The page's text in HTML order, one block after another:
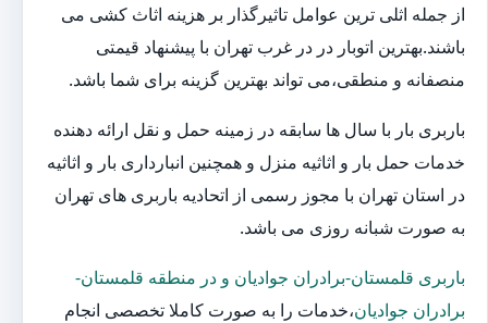
از جمله اثلی ترین عوامل تاثیرگذار بر هزینه اثاث کشی می
باشند.بهترین اتوبار در در غرب تهران با پیشنهاد قیمتی
منصفانه و منطقی،می تواند بهترین گزینه برای شما باشد.
باربری بار با سال ها سابقه در زمینه حمل و نقل ارائه دهنده
خدمات حمل بار و اثاثیه منزل و همچنین انبارداری بار و اثاثیه
در استان تهران با مجوز رسمی از اتحادیه باربری های تهران
به صورت شبانه روزی می باشد.
باربری قلمستان-برادران جوادیان و در منطقه قلمستان-
برادران جوادیان،خدمات را به صورت کاملا تخصصی انجام